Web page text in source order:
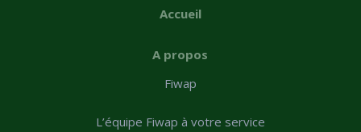
Accueil
A propos
Fiwap
L’équipe Fiwap à votre service